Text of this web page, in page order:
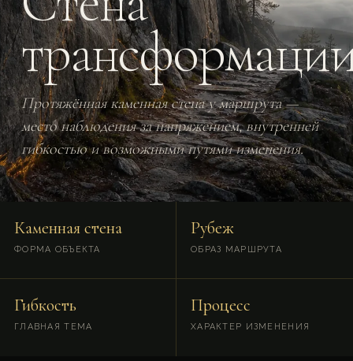
Протяжённая каменная стена у маршрута —
место наблюдения за напряжением, внутренней
гибкостью и возможными путями изменения.
Каменная стена
ФОРМА ОБЪЕКТА
Рубеж
ОБРАЗ МАРШРУТА
Гибкость
ГЛАВНАЯ ТЕМА
Процесс
ХАРАКТЕР ИЗМЕНЕНИЯ